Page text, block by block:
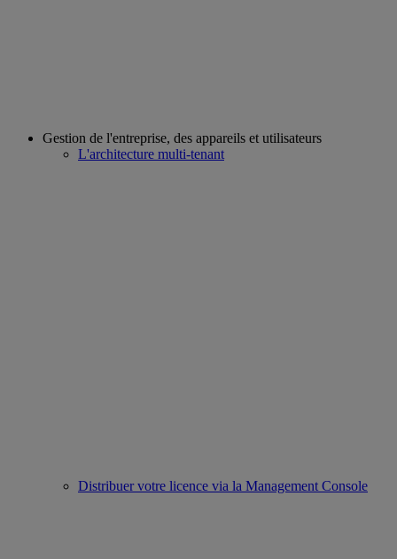
Gestion de l'entreprise, des appareils et utilisateurs
L'architecture multi-tenant
Distribuer votre licence via la Management Console